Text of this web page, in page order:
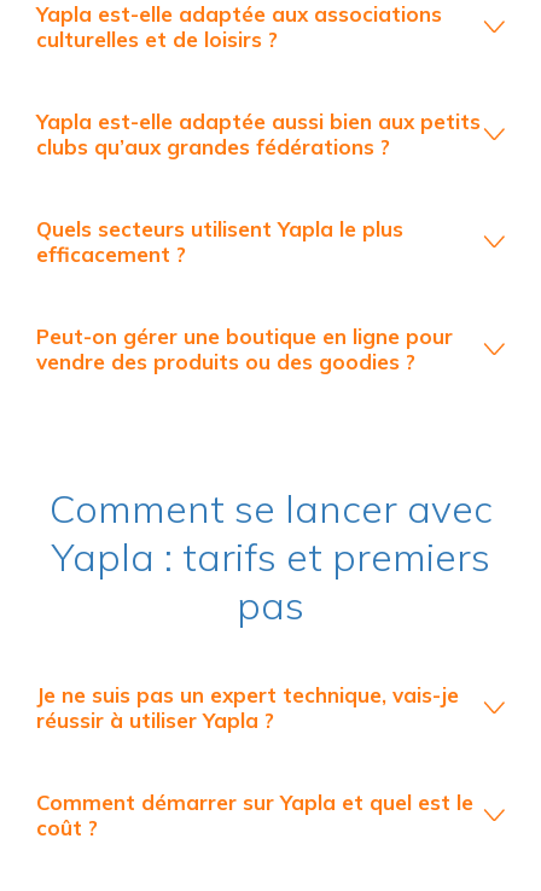
Yapla est-elle adaptée aux associations
culturelles et de loisirs ?
Yapla est-elle adaptée aussi bien aux petits
clubs qu’aux grandes fédérations ?
Quels secteurs utilisent Yapla le plus
efficacement ?
Peut-on gérer une boutique en ligne pour
vendre des produits ou des goodies ?
Comment se lancer avec
Yapla : tarifs et premiers
pas
Je ne suis pas un expert technique, vais-je
réussir à utiliser Yapla ?
Comment démarrer sur Yapla et quel est le
coût ?